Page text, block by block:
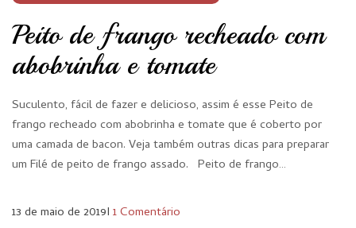
Peito de frango recheado com
abobrinha e tomate
Suculento, fácil de fazer e delicioso, assim é esse Peito de
frango recheado com abobrinha e tomate que é coberto por
uma camada de bacon. Veja também outras dicas para preparar
um Filé de peito de frango assado. Peito de frango…
13 de maio de 2019I 1 Comentário